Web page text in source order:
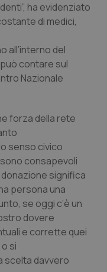
Collo
ha evidenziato
di medici,
all’interno del
contare sul
Nazionale
forza della rete
senso civico
consapevoli
significa
persona una
se oggi c’è un
dovere
e corrette quei
si
scelta davvero